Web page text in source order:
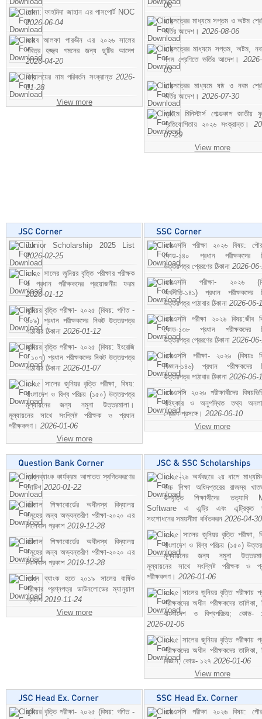
মোসা: ফাহমিদা জাহান এর পাসপোর্ট NOC
2026-06-04
জনাব আলফা পারভীন এর ২০২৬ সালের
পবিত্র হজ্জ্ব গমনের জন্য ছুটির আদেশ
2026-04-20
বিদ্যালয়ের নাম পরিবর্তন সংক্রান্ত 2026-
01-28
View more
06
ছাড়পত্রের মাধ্যমে সপ্তম ও অষ্টম
ভর্তির আদেশ। 2026-08-06
ছাড়পত্রের মাধ্যমে সপ্তম, অষ্টম,
দশম শ্রেণিতে ভর্তির আদেশ।
03
ছাড়পত্রের মাধ্যমে ষষ্ঠ ও নবম
ভর্তির আদেশ। 2026-07-30
প্রাইম মিনিস্টার্স গোল্ডকাপ জাতীয়
প্রতিযোগিতায় ২০২৬ সংক্রান্ত।
07-29
View more
Junior Scholarship 2025 List
2026-02-25
২০২৫ সালের জুনিয়র বৃত্তি পরীক্ষার পরীক্ষক
ও প্রধান পরীক্ষকদের প্রয়োজনীয় ফরম
2026-01-12
জুনিয়র বৃত্তি পরীক্ষা- ২০২৫ (বিষয়: গণিত -
১০৯) প্রধান পরীক্ষকদের নিকট উত্তরপত্র
পাঠাবার ঠিকানা 2026-01-12
জুনিয়র বৃত্তি পরীক্ষা- ২০২৫ (বিষয়: ইংরেজি
- ১০৭) প্রধান পরীক্ষকদের নিকট উত্তরপত্র
পাঠাবার ঠিকানা 2026-01-07
২০২৫ সালের জুনিয়র বৃত্তি পরীক্ষা, বিষয়:
বাংলাদেশ ও বিশ্ব পরিচয় (১৫০) উত্তরপত্র
মূল্যায়নের জন্য নমুনা উত্তরমালা।
মূল্যায়নের সাথে সংশ্লিষ্ট পরীক্ষক ও প্রধান
পরীক্ষকগণ। 2026-01-06
View more
এসএসসি পরীক্ষা ২০২৬ বিষয়:
কোড-১৪০ প্রধান পরীক্ষকদের
উত্তরপত্র প্রেরণের ঠিকানা 2026-
এসএসসি পরীক্ষা- ২০২৬
অর্থনীতি-১৪১) প্রধান পরীক্ষকদের
উত্তরপত্র পাঠাবার ঠিকানা 2026-06-
এসএসসি পরীক্ষা ২০২৬ বিষয়:জীব
কোড-১৩৮ প্রধান পরীক্ষকদের
উত্তরপত্র প্রেরণের ঠিকানা 2026-
এসএসসি পরীক্ষা- ২০২৬ (বিষয়ঃ
বিজ্ঞান-১৪৬) প্রধান পরীক্ষকদের
উত্তরপত্র পাঠাবার ঠিকানা 2026-06-
এসএসসি ২০২৬ পরীক্ষার্থীদের
বহিষ্কার ও অনুপস্থিত তথ্য
প্রেরণ প্রসঙ্গে। 2026-06-10
View more
প্রশ্নব্যাংক কার্যক্রম আপাতত স্থগিতকরণের
নোটিশ 2020-01-22
বরিশাল শিক্ষাবোর্ডের অধীনস্থ বিদ্যালয়
সমূহের জন্য অভ্যন্তরীণ পরীক্ষা-২০২০ এর
সিলেবাস প্রকাশ 2019-12-28
বরিশাল শিক্ষাবোর্ডের অধীনস্থ বিদ্যালয়
সমূহের জন্য অভ্যন্তরীণ পরীক্ষা-২০২০ এর
সিলেবাস প্রকাশ 2019-12-28
প্রশ্ন ব্যাংক হতে ২০১৯ সালের বার্ষিক
পরীক্ষার প্রশ্নপত্র ডাউনলোডের ম্যানুয়াল
প্রকাশ 2019-11-24
View more
২০২৫-২৬ অর্থবছরে ২য় ধাপে
উচ্চ শিক্ষা অধিদপ্তরের রাজস্ব
উপবৃত্তি শিক্ষার্থীদের তত্যাদি
Software এ এন্ট্রি এবং এন্ট্রিকৃত
সংশোধনের সময়সীমা বর্ধিতকরন 2026-04-30
২০২৫ সালের জুনিয়র বৃত্তি পরীক্ষা,
বাংলাদেশ ও বিশ্ব পরিচয় (১৫০)
মূল্যায়নের জন্য নমুনা
মূল্যায়নের সাথে সংশ্লিষ্ট পরীক্ষক ও
পরীক্ষকগণ। 2026-01-06
২০২৫ সালের জুনিয়র বৃত্তি পরীক্ষায়
পরীক্ষকদের অধীন পরীক্ষকদের তালিকা,
বাংলাদেশ ও বিশ্বপরিচয়; কোড-
2026-01-06
২০২৫ সালের জুনিয়র বৃত্তি পরীক্ষায়
পরীক্ষকদের অধীন পরীক্ষকদের তালিকা,
বিজ্ঞান; কোড- ১২৭ 2026-01-06
View more
জুনিয়র বৃত্তি পরীক্ষা- ২০২৫ (বিষয়: গণিত -
এসএসসি পরীক্ষা ২০২৬ বিষয়: